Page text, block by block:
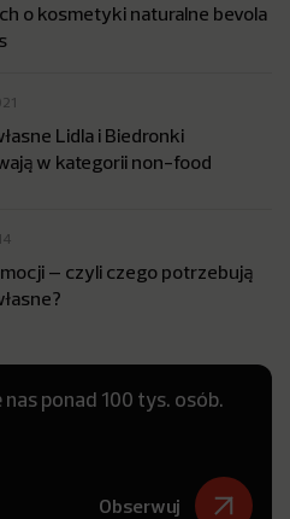
o kosmetyki naturalne bevola
Lidla i Biedronki
w kategorii non-food
– czyli czego potrzebują
ponad 100 tys. osób.
Obserwuj